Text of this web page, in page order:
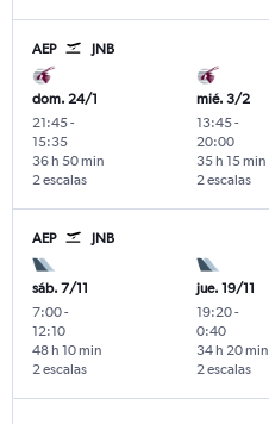
AEP JNB
dom. 24/1
21:45-
15:35
2 escalas
36 h 50 min
mié. 3/2
13:45-
20:00
2 escalas
35 h 15 min
AEP JNB
sáb. 7/11
7:00-
12:10
2 escalas
48 h 10 min
jue. 19/11
19:20-
0:40
2 escalas
34 h 20 min